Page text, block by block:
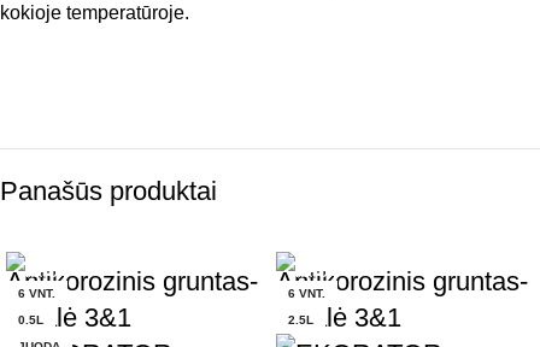
kokioje temperatūroje.
Panašūs produktai
6 VNT.
0.5L
Antikorozinis gruntas-
emalė 3&1
6 VNT.
2.5L
Antikorozinis gruntas-
emalė 3&1